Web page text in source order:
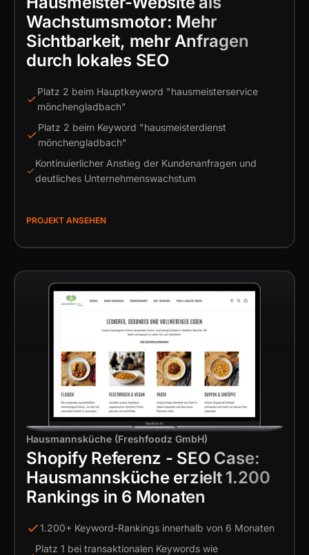
Wachstumsmotor: Mehr
Sichtbarkeit, mehr Anfragen
durch lokales SEO
Platz 2 beim Hauptkeyword "hausmeisterservice
mönchengladbach"
Platz 2 beim Keyword "hausmeisterdienst
mönchengladbach"
Kontinuierlicher Anstieg der Kundenanfragen und
deutliches Unternehmenswachstum
PROJEKT ANSEHEN
Hausmannsküche (Freshfoodz GmbH)
Shopify Referenz - SEO Case:
Hausmannsküche erzielt 1.200
Rankings in 6 Monaten
1.200+ Keyword-Rankings innerhalb von 6 Monaten
Platz 1 bei transaktionalen Keywords wie